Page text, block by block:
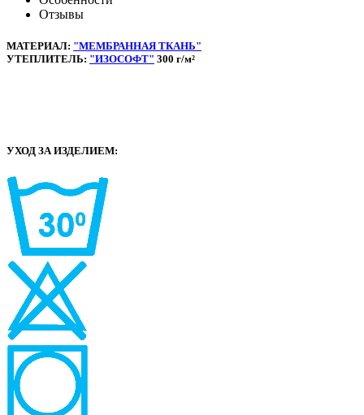
Отзывы
МАТЕРИАЛ: "МЕМБРАННАЯ ТКАНЬ"
УТЕПЛИТЕЛЬ: "ИЗОСОФТ" 300 г/м²
УХОД ЗА ИЗДЕЛИЕМ: